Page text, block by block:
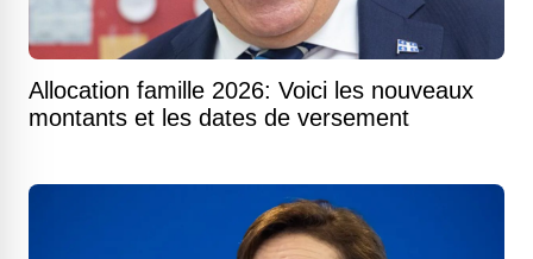
Allocation famille 2026: Voici les nouveaux
montants et les dates de versement